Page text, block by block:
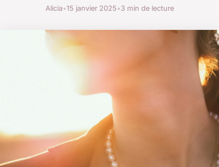
Alicia•15 janvier 2025•3 min de lecture